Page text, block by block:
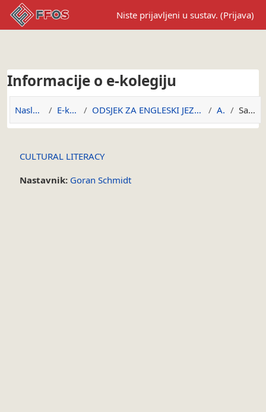
Preskoči na sadržaj
Niste prijavljeni u sustav. (Prijava)
Informacije o e-kolegiju
Naslovnica E-kolegiji ODSJEK ZA ENGLESKI JEZIK I KNJIŽEVNOST A.CL Sažetak
CULTURAL LITERACY
Nastavnik: Goran Schmidt